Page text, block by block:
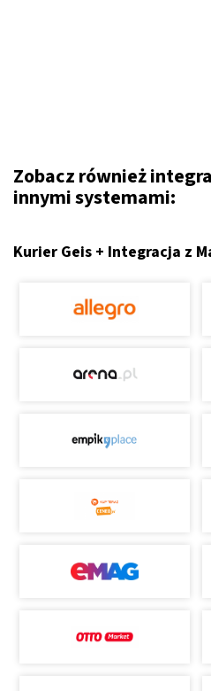
Zobacz również
innymi systemami:
Kurier Geis + Integracja z